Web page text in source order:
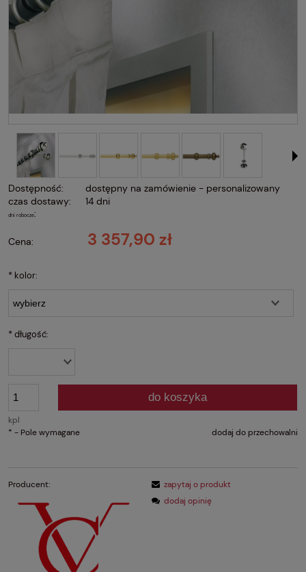
Dostępność:
dostępny na zamówienie - personalizowany
czas dostawy:
dni robocze:
14 dni
Cena: 3 357,90 zł
* kolor:
*długość:
kpl
do koszyka
dodaj do przechowalni
* - Pole wymagane
Producent:
zapytaj o produkt
dodaj opinię